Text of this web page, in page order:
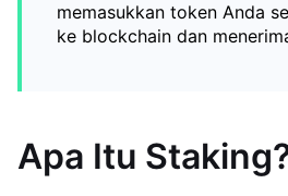
memasukkan token Anda
ke blockchain dan
Apa Itu